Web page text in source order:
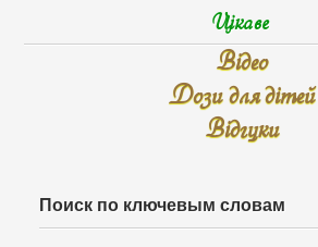
Цікаве
Відео
Дози для дітей
Відгуки
Поиск по ключевым словам